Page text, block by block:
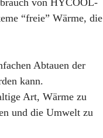
von HYCOOL-
“freie” Wärme, die
Abtauen der
kann.
Art, Wärme zu
und die Umwelt zu